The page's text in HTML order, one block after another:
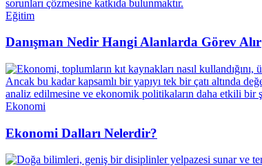
Eğitim
Danışman Nedir Hangi Alanlarda Görev Alır
Ekonomi
Ekonomi Dalları Nelerdir?